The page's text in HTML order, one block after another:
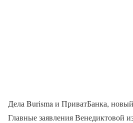
Дела Burisma и ПриватБанка,
Главные заявления Венедиктовой